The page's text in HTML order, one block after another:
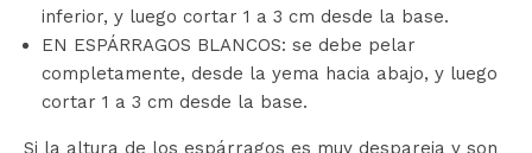
inferior, y luego cortar 1 a 3 cm desde la base.
EN ESPÁRRAGOS BLANCOS: se debe pelar
completamente, desde la yema hacia abajo, y luego
cortar 1 a 3 cm desde la base.
Si la altura de los espárragos es muy despareja y son